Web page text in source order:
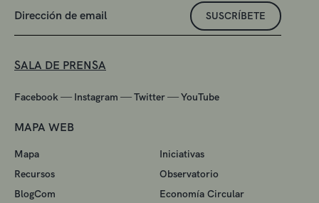
SUSCRÍBETE
SALA DE PRENSA
Facebook — Instagram —Twitter—YouTube
MAPA WEB
Mapa
Iniciativas
Recursos
Observatorio
BlogCom
Economía Circular